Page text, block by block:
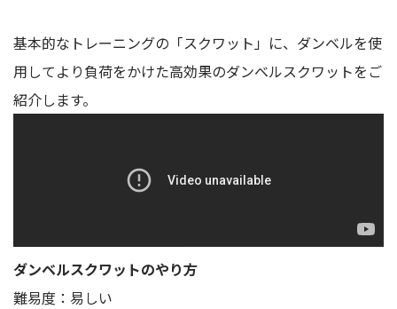
基本的なトレーニングの「スクワット」に、ダンベルを使
用してより負荷をかけた高効果のダンベルスクワットをご
紹介します。
ダンベルスクワットのやり方
難易度：易しい